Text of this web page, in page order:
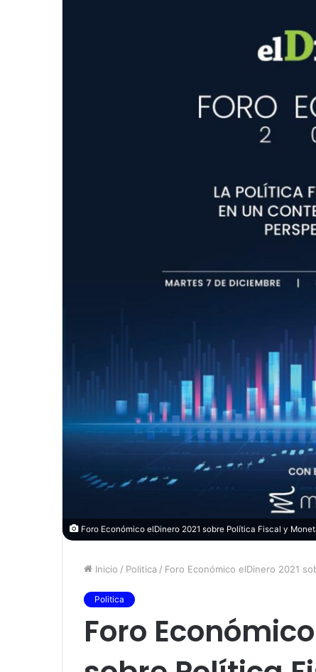
Foro Económico elDinero 2021 sobre Política Fiscal y
Inicio / Politica / Foro Económico elDinero 2021
Politica
Foro